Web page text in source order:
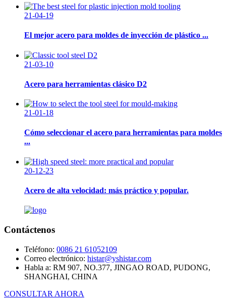
21-04-19
El mejor acero para moldes de inyección de plástico ...
21-03-10
Acero para herramientas clásico D2
21-01-18
Cómo seleccionar el acero para herramientas para moldes
...
20-12-23
Acero de alta velocidad: más práctico y popular.
Contáctenos
Teléfono: 0086 21 61052109
Correo electrónico: histar@yshistar.com
Habla a: RM 907, NO.377, JINGAO ROAD, PUDONG,
SHANGHAI, CHINA
CONSULTAR AHORA